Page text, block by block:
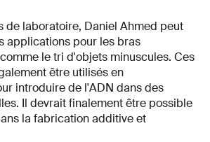
de laboratoire, Daniel Ahmed peut
applications pour les bras
le tri d'objets minuscules. Ces
être utilisés en
introduire de l'ADN dans des
Il devrait finalement être possible
la fabrication additive et